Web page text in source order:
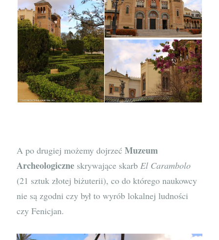
A po drugiej możemy dojrzećMuzeum
Archeologiczne skrywające skarb El Carambolo
(21 sztuk złotej biżuterii), co do którego naukowcy
nie są zgodni czy był to wyrób lokalnej ludności
czy Fenicjan.